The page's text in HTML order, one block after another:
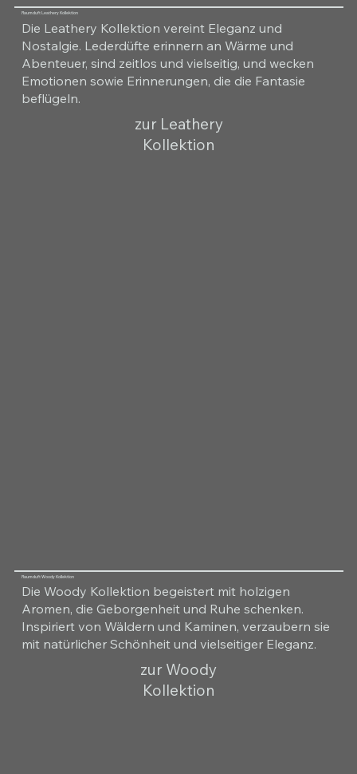
Raumduft Leathery Kollektion
Die Leathery Kollektion vereint Eleganz und
Nostalgie. Lederdüfte erinnern an Wärme und
Abenteuer, sind zeitlos und vielseitig, und wecken
Emotionen sowie Erinnerungen, die die Fantasie
beflügeln.
zur Leathery
Kollektion
Raumduft Woody Kollektion
Die Woody Kollektion begeistert mit holzigen
Aromen, die Geborgenheit und Ruhe schenken.
Inspiriert von Wäldern und Kaminen, verzaubern sie
mit natürlicher Schönheit und vielseitiger Eleganz.
zur Woody
Kollektion